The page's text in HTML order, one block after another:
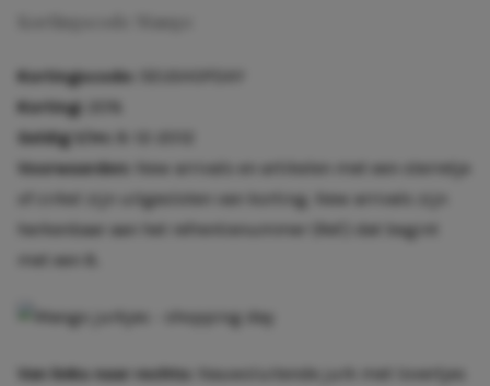
Kortingscode:
Korting:
Geldig t/m:
Voorwaarden:
New arrivals en artikelen met een sterretje
of cirkel zijn uitgesloten van korting. New arrivals zijn
herkenbaar aan het refrentienummer (Ref.) dat begint
met een 8.
Van links naar rechts:
Nauwsluitende jurk met lovertjes